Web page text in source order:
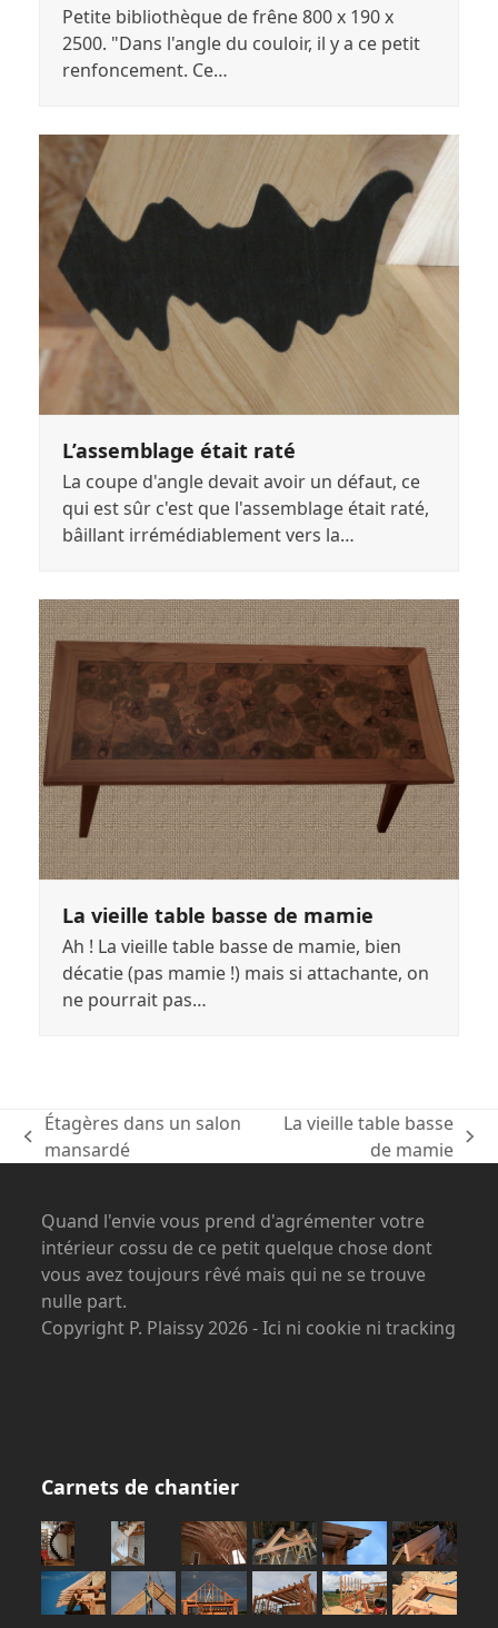
Petite bibliothèque de frêne 800 x 190 x
2500. "Dans l'angle du couloir, il y a ce petit
renfoncement. Ce…
L’assemblage était raté
La coupe d'angle devait avoir un défaut, ce
qui est sûr c'est que l'assemblage était raté,
bâillant irrémédiablement vers la…
La vieille table basse de mamie
Ah ! La vieille table basse de mamie, bien
décatie (pas mamie !) mais si attachante, on
ne pourrait pas…
previous
Étagères dans un salon
mansardé
La vieille table basse
de mamie
Quand l'envie vous prend d'agrémenter votre
intérieur cossu de ce petit quelque chose dont
vous avez toujours rêvé mais qui ne se trouve
nulle part.
Copyright P. Plaissy 2026 - Ici ni cookie ni tracking
Carnets de chantier